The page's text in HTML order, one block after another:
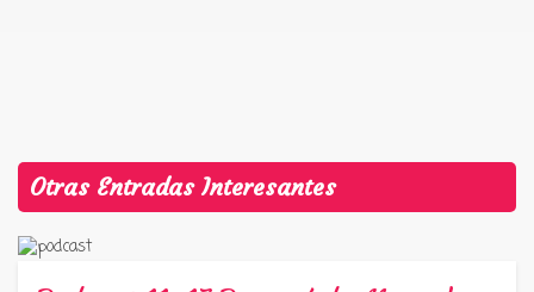
Otras Entradas Interesantes